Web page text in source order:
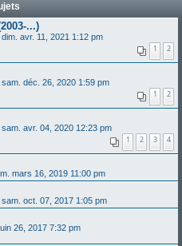
...)
dim. avr. 11, 2021 1:12 pm
1 2
sam. déc. 26, 2020 1:59 pm
1 2
sam. avr. 04, 2020 12:23 pm
1 2 3 4
mars 16, 2019 11:00 pm
sam. oct. 07, 2017 1:05 pm
26, 2017 7:32 pm